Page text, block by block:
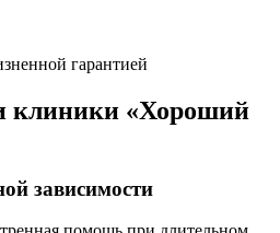
гарантией
клиники «Хороший
зависимости